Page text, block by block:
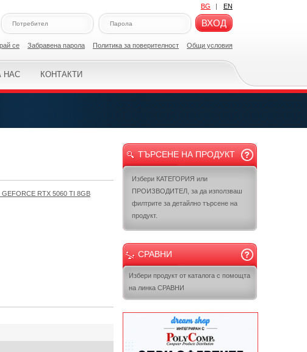
BG | EN
ВХОД
се Забравена парола Политикa за поверителност Общи условия
НАС КОНТАКТИ
GEFORCE RTX 5060 TI 8GB
ТЪРСЕНЕ НА ПРОДУКТ
Избери КАТЕГОРИЯ или
ПРОИЗВОДИТЕЛ, за да използваш
филтрите за детайлно търсене на
продукт.
СРАВНИ
Избери продукт от каталога с помощта
на линка СРАВНИ